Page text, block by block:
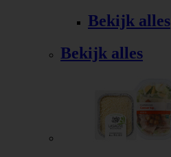
Bekijk alles
Bekijk alles